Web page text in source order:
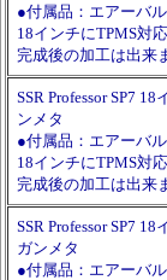
●付属品：エアーバ
18インチにTPMS対
完成後の加工は出来
SSR Professor SP7
ンメタ
●付属品：エアーバ
18インチにTPMS対
完成後の加工は出来
SSR Professor SP7
ガンメタ
●付属品：エアーバ